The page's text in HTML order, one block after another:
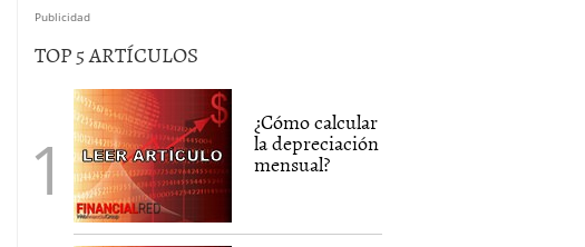
Publicidad
TOP 5 ARTÍCULOS
¿Cómo calcular
la depreciación
mensual?